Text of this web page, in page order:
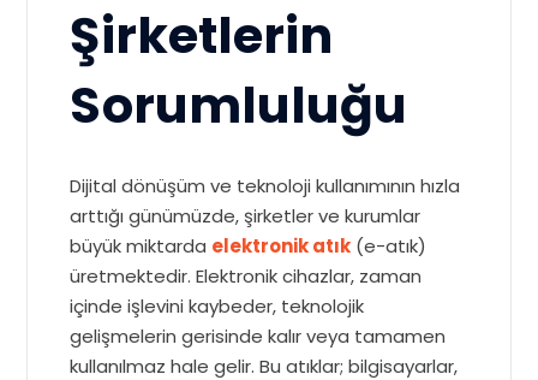
Şirketlerin
Sorumluluğu
Dijital dönüşüm ve teknoloji kullanımının hızla
arttığı günümüzde, şirketler ve kurumlar
büyük miktarda elektronik atık (e-atık)
üretmektedir. Elektronik cihazlar, zaman
içinde işlevini kaybeder, teknolojik
gelişmelerin gerisinde kalır veya tamamen
kullanılmaz hale gelir. Bu atıklar; bilgisayarlar,